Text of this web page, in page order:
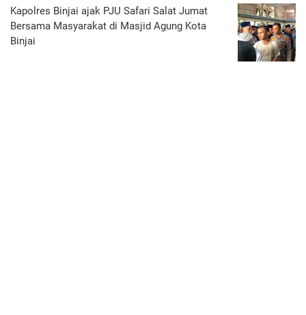
Kapolres Binjai ajak PJU Safari Salat Jumat
Bersama Masyarakat di Masjid Agung Kota
Binjai